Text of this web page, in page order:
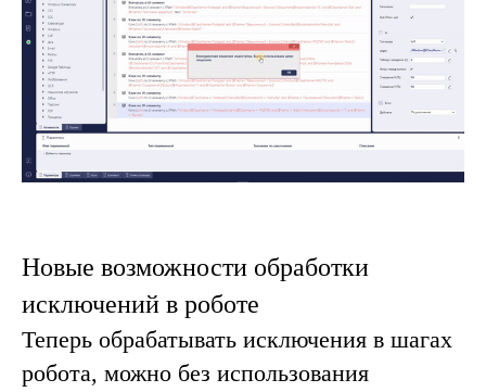
Новые возможности обработки
исключений в роботе
Теперь обрабатывать исключения в шагах
робота, можно без использования